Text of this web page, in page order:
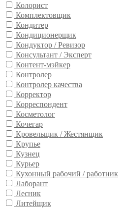
Колорист
Комплектовщик
Кондитер
Кондиционерщик
Кондуктор / Ревизор
Консультант / Эксперт
Контент-мэйкер
Контролер
Контролер качества
Корректор
Корреспондент
Косметолог
Кочегар
Кровельщик / Жестянщик
Крупье
Кузнец
Курьер
Кухонный рабочий / работник
Лаборант
Лесник
Литейщик